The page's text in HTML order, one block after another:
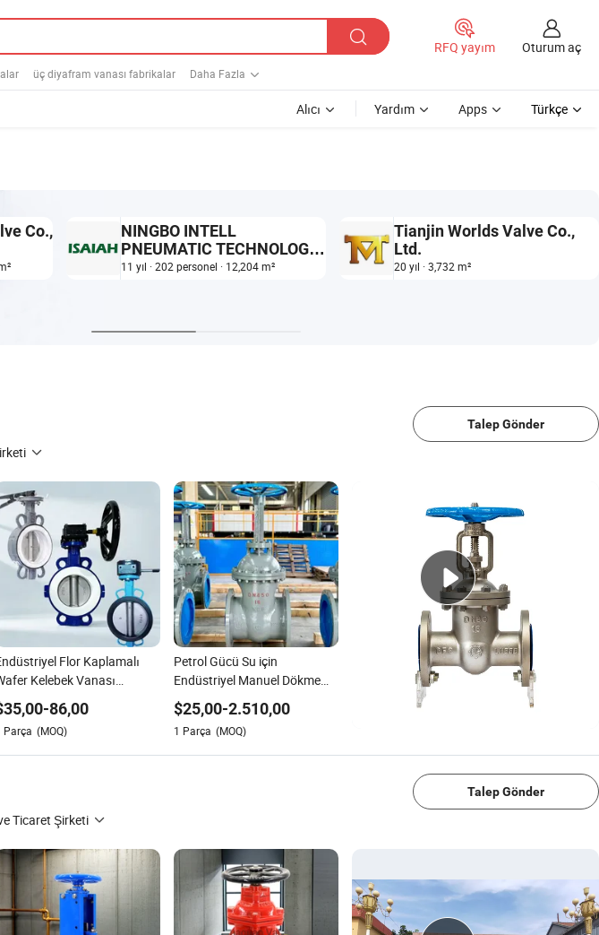
üç diyafram vanası fabrikalar Daha Fazla
RFQ yayım Oturum aç
Alıcı Yardım Apps Türkçe
Co.,
NINGBO INTELL
PNEUMATIC TECHNOLOGY
CO., LTD.
11 yıl · 202 personel · 12,204 m²
Tianjin Worlds Valve Co.,
Ltd.
20 yıl · 3,732 m²
Talep Gönder
Flor Kaplamalı
Kelebek Vanası
Dayanıklı PTFE
35,00-86,00
Parça (MOQ)
Petrol Gücü Su için
Endüstriyel Manuel Dökme
Karbon Çelik Kaynaklı Kapı
Vanası
$25,00-2.510,00
1 Parça (MOQ)
Ticaret Şirketi
Talep Gönder